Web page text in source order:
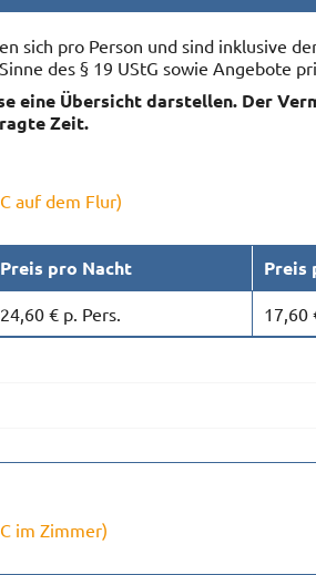
sich pro Person und sind inklusive
des § 19 UStG sowie Angebote
eine Übersicht darstellen. Der
Zeit.
auf dem Flur)
Preis pro Nacht Preis
24,60 € p. Pers. 17,60
im Zimmer)